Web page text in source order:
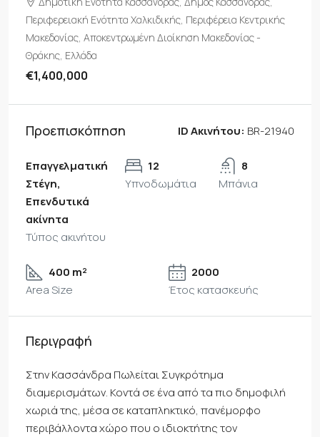
Περιφερειακή Ενότητα Χαλκιδικής, Περιφέρεια Κεντρικής
Μακεδονίας, Αποκεντρωμένη Διοίκηση Μακεδονίας -
Θράκης, Ελλάδα
€1,400,000
Προεπισκόπηση ID Ακινήτου: BR-21940
Επαγγελματική
Στέγη,
Επενδυτικά
ακίνητα
Τύπος ακινήτου
12
Υπνοδωμάτια
8
Μπάνια
400 m²
Area Size
2000
Έτος κατασκευής
Περιγραφή
Στην Κασσάνδρα Πωλείται Συγκρότημα
διαμερισμάτων. Κοντά σε ένα από τα πιο δημοφιλή
χωριά της, μέσα σε καταπληκτικό, πανέμορφο
περιβάλλοντα χώρο που ο ιδιοκτήτης τον